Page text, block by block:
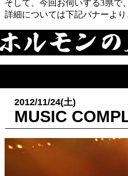
そして、今回お伺いする3県で
詳細については下記バナーよ
2012/11/24(土)
MUSIC